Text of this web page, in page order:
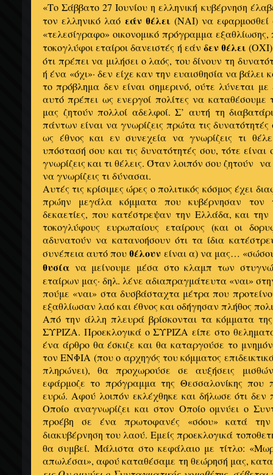
«Το Σάββατο 27 Ιουνίου η ελληνική κυβέρνηση
τον ελληνικό λαό εάν θέλει (ΝΑΙ) να
«τελεσίγραφο» οικονομικό πρόγραμμα
τοκογλύφοι εταίροι δανειστές ή εάν δεν θέλει
ότι πρέπει να μιλήσει ο λαός, του δίνουν τη
ή ένα «όχι»· δεν είχε καν την ευαισθησία να βάλει
το πρόβλημα δεν είναι σημερινό, ούτε λύνεται
αυτό πρέπει ως ενεργοί πολίτες να καταθέσουμε
μας ζητούν πολλοί αδελφοί. Σ’ αυτή τη
πάντων είναι να γνωρίζεις πρώτα τις
ως έθνος και εν συνεχεία να γνωρίζεις τι
υπόστασή σου και τις δυνατότητές σου, τότε είναι
γνωρίζεις και τι θέλεις. Όταν λοιπόν σου ζητούν να
να γνωρίζεις τι δύνασαι.
Αυτές τις κρίσιμες ώρες ο πολιτικός κόσμος έχει
πρώην μεγάλα κόμματα που κυβέρνησαν τον
δεκαετίες, που κατέστρεψαν την Ελλάδα, και
τοκογλύφους ευρωπαίους εταίρους (και οι
αδυνατούν να κατανοήσουν ότι τα ίδια
συνέπεια αυτό πουθέλουν είναι α) να μας…
θυσία να μείνουμε μέσα στο κλαμπ των
εταίρων μας· δηλ. λένε αδιαπραγμάτευτα «ναι»
πούμε «ναι» στα δυσβάσταχτα μέτρα που
εξαθλίωσαν λαό και έθνος και οδήγησαν πλήθος
Από την άλλη πλευρά βρίσκονται τα κόμματα
ΣΥΡΙΖΑ. Προεκλογικά ο ΣΥΡΙΖΑ είπε στο
ένα άρθρο θα έσκιζε και θα καταργούσε το
τον ΕΝΦΙΑ (που ο αρχηγός του κόμματος
πληρώνει), θα προχωρούσε σε αυξήσεις
εφάρμοζε το πρόγραμμα της Θεσσαλονίκης που
ευρώ. Αφού λοιπόν εκλέχθηκε και δήλωσε ότι δεν
Οποίο αναγνωρίζει και στον Οποίο ομνύει ο
προέβη σε ένα πρωτοφανές «σόου» κατά
διακυβέρνηση του λαού. Εμείς προεκλογικά
θα συμβεί. Μάλιστα στο κεφάλαιο με τίτλο:
απωλέσαι», αφού καταθέσαμε τη θεώρησή μας,